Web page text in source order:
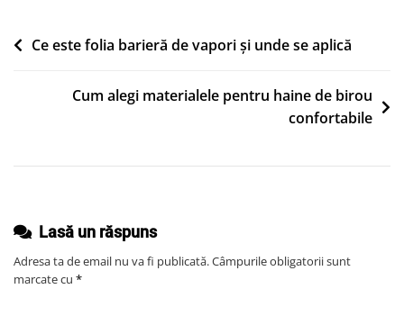
O
Pentru
Navigare
articole
Ce este folia barieră de vapori și unde se aplică
Cum alegi materialele pentru haine de birou
confortabile
Lasă un răspuns
Adresa ta de email nu va fi publicată.Câmpurile obligatorii sunt
marcate cu *